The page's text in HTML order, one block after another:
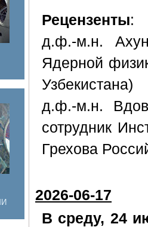
Рецензенты:
д.ф.-м.н.
Ядерной
Узбекистана)
д.ф.-м.н.
сотрудник
Грехова
2026-06-17
В среду, 24